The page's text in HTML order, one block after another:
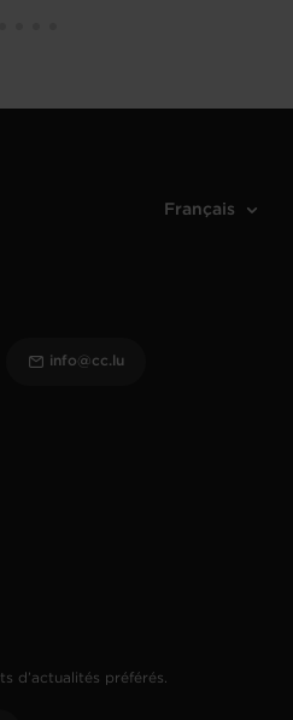
d’actualités préférés.
info@cc.lu